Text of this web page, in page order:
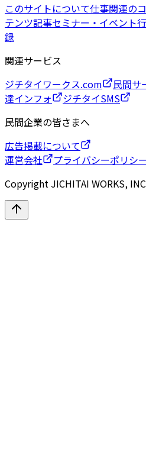
このサイトについて仕事関連の
テンツ記事セミナー・イベント
録
関連サービス
ジチタイワークス.com
民間サ
達インフォ
ジチタイSMS
民間企業の皆さまへ
広告掲載について
運営会社
プライバシーポリシー
Copyright JICHITAI WORKS,